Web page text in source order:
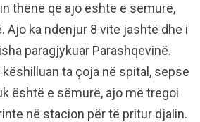
thënë që ajo është e sëmurë,
Ajo ka ndenjur 8 vite jashtë dhe i
paragjykuar Parashqevinë.
ta çoja në spital, sepse
është e sëmurë, ajo më tregoi
në stacion për të pritur djalin.